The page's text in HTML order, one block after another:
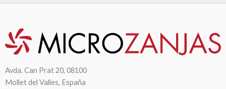
Avda. Can Prat 20, 08100
Mollet del Valles, España